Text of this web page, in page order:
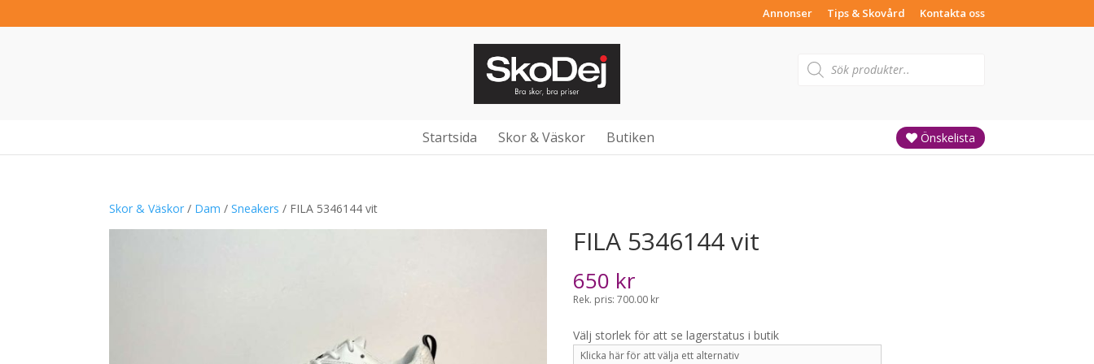
Annonser Tips & Skovård Kontakta oss
search
Startsida Skor & Väskor Butiken Önskelista
Skor & Väskor / Dam /Sneakers / FILA 5346144 vit
FILA 5346144 vit
650 kr
Rek. pris: 700.00 kr